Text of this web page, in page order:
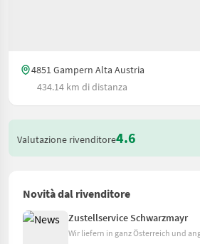
4851 Gampern Alta Austria
434.14 km di distanza
Valutazione rivenditore4.6
Novità dal rivenditore
Zustellservice Schwarzmayr
Wir liefern in ganz Österreich und